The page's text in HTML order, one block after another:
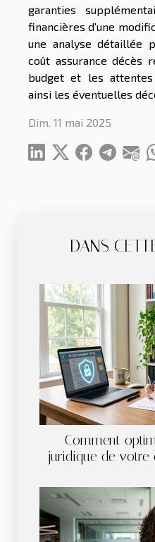
DANS
Comment
juridique de votre
garanties
financières d'une
une analyse détaillée
coût assurance décès
budget et les
ainsi les éventuelles
Dim. 11 mai 2025